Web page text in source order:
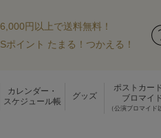
6,000円以上で送料無料！
Sポイント たまる！つかえる！
カレンダー・
スケジュール帳
グッズ
ポストカー
ブロマイ
（公演ブロマイド